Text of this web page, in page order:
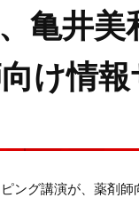
亀井
け情
グ講演が、薬剤師